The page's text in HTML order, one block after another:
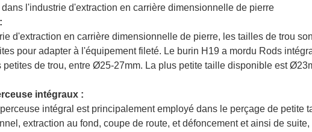
l'industrie d'extraction en carrière dimensionnelle de pierre
d'extraction en carrière dimensionnelle de pierre, les tailles de trou
pour adapter à l'équipement fileté. Le burin H19 a mordu Rods
petites de trou, entre Ø25-27mm. La plus petite taille disponible est
intégraux :
intégral est principalement employé dans le perçage de petite
extraction au fond, coupe de route, et défoncement et ainsi de